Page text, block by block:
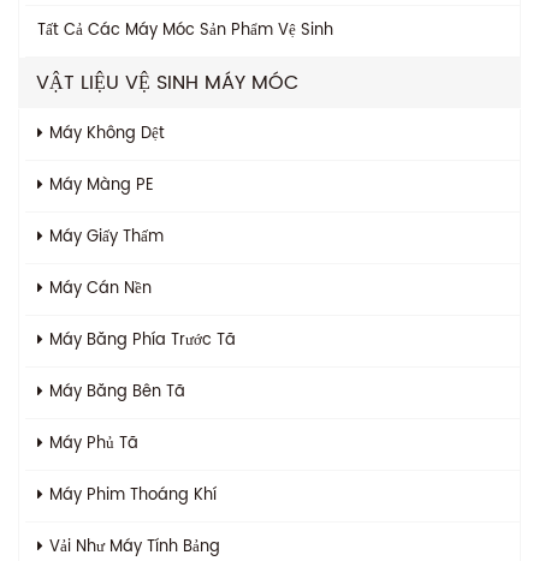
Tất Cả Các Máy Móc Sản Phẩm Vệ Sinh
VẬT LIỆU VỆ SINH MÁY MÓC
Máy Không Dệt
Máy Màng PE
Máy Giấy Thấm
Máy Cán Nền
Máy Băng Phía Trước Tã
Máy Băng Bên Tã
Máy Phủ Tã
Máy Phim Thoáng Khí
Vải Như Máy Tính Bảng